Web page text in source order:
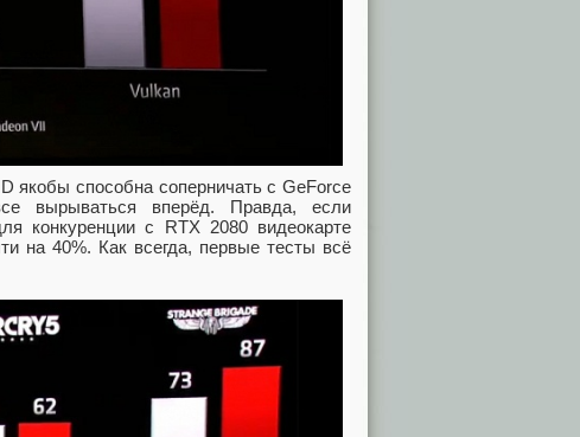
якобы способна соперничать с GeForce
вырываться вперёд. Правда, если
конкуренции с RTX 2080 видеокарте
на 40%. Как всегда, первые тесты всё